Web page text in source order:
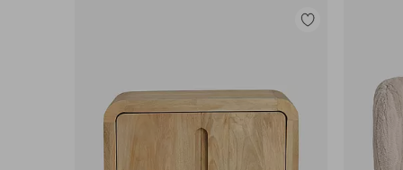
Tilføj